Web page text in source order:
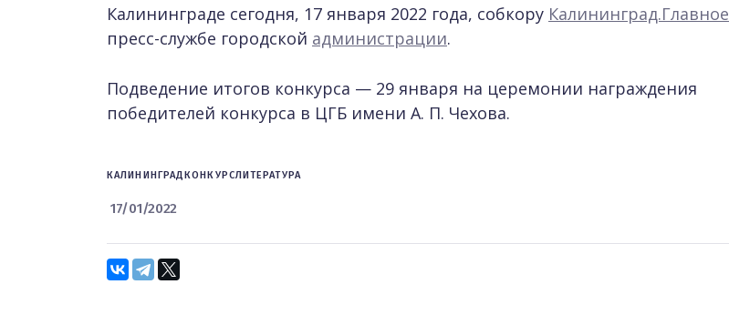
Калининграде сегодня, 17 января 2022 года, собкору Калининград.Главное
пресс-службе городской администрации.
Подведение итогов конкурса — 29 января на церемонии награждения
победителей конкурса в ЦГБ имени А. П. Чехова.
КАЛИНИНГРАДКОНКУРСЛИТЕРАТУРА
17/01/2022